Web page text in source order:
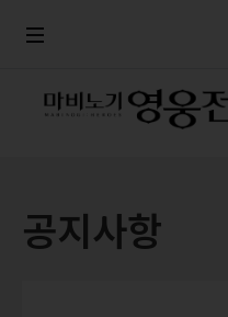
공지사항